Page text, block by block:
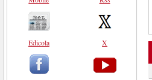
Edicola X